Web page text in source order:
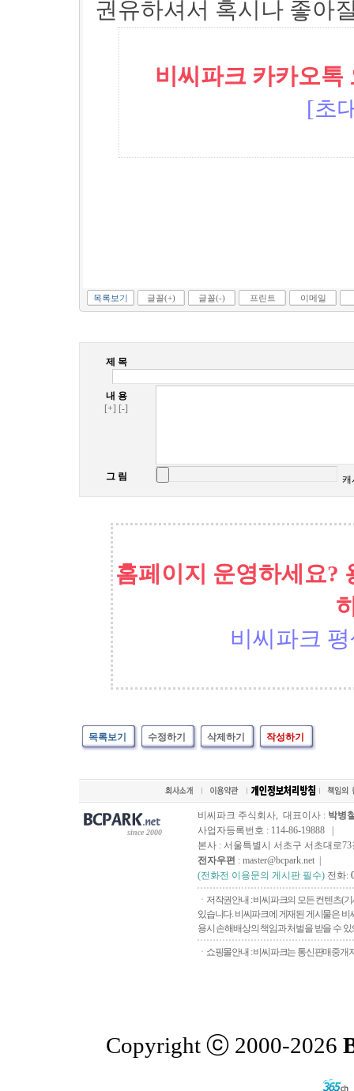
권유하셔서 혹시나 좋아
비씨파크 카카오톡
[초
목록보기 글꼴(+) 글꼴(-) 프린트 이메일
제 목
내 용
[+] [-]
그 림 캐
홈페이지 운영하세요?
비씨파크
목록보기 수정하기 삭제하기 작성하기
since 2000
비씨파크 주식회사, 대표이사 : 박병
사업자등록번호 : 114-86-19888 |
본사 : 서울특별시 서초구 서초대로73
전자우편 : master@bcpark.net |
(전화전 이용문의 게시판 필수) 전화:
ㆍ저작권안내 : 비씨파크의 모든 컨텐츠(
있습니다. 비씨파크에 게재된 게시물은
용시 손해배상의 책임과 처벌을 받을 수
ㆍ쇼핑몰안내 : 비씨파크는 통신판매중개
Copyright ⓒ 2000-2026